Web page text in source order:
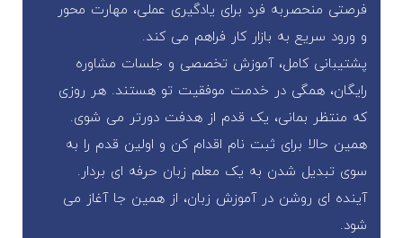
فرصتی منحصربه فرد برای یادگیری عملی، مهارت محور
و ورود سریع به بازار کار فراهم می کند.
پشتیبانی کامل، آموزش تخصصی و جلسات مشاوره
رایگان، همگی در خدمت موفقیت تو هستند. هر روزی
که منتظر بمانی، یک قدم از هدفت دورتر می شوی.
همین حالا برای ثبت نام اقدام کن و اولین قدم را به
سوی تبدیل شدن به یک معلم زبان حرفه ای بردار.
آینده ای روشن در آموزش زبان، از همین جا آغاز می
شود.